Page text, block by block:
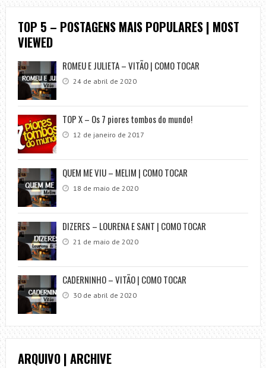
TOP 5 – POSTAGENS MAIS POPULARES | MOST
VIEWED
ROMEU E JULIETA – VITÃO | COMO TOCAR
24 de abril de 2020
TOP X – Os 7 piores tombos do mundo!
12 de janeiro de 2017
QUEM ME VIU – MELIM | COMO TOCAR
18 de maio de 2020
DIZERES – LOURENA E SANT | COMO TOCAR
21 de maio de 2020
CADERNINHO – VITÃO | COMO TOCAR
30 de abril de 2020
ARQUIVO | ARCHIVE